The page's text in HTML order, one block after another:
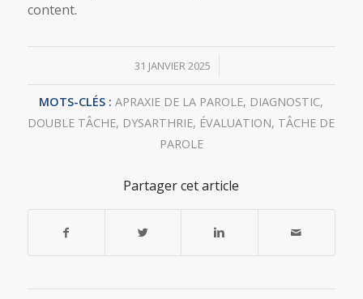
content.
31 JANVIER 2025
/
MOTS-CLÉS : APRAXIE DE LA PAROLE, DIAGNOSTIC,
DOUBLE TÂCHE, DYSARTHRIE, ÉVALUATION, TÂCHE DE
PAROLE
Partager cet article